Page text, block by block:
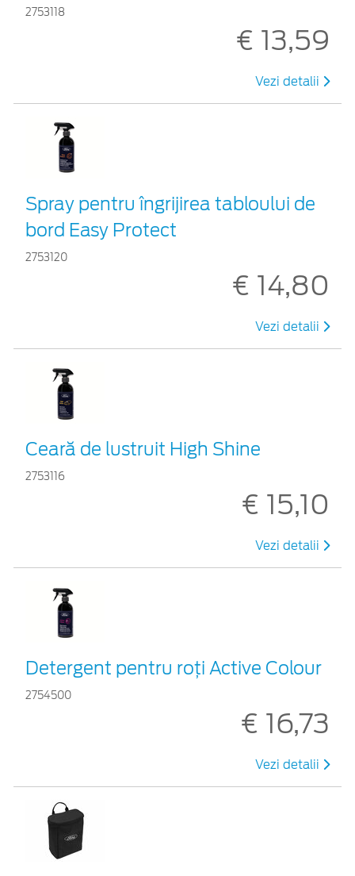
2753118
€ 13,59
Vezi detalii
Spray pentru îngrijirea tabloului de
bord Easy Protect
2753120
€ 14,80
Vezi detalii
Ceară de lustruit High Shine
2753116
€ 15,10
Vezi detalii
Detergent pentru roți Active Colour
2754500
€ 16,73
Vezi detalii